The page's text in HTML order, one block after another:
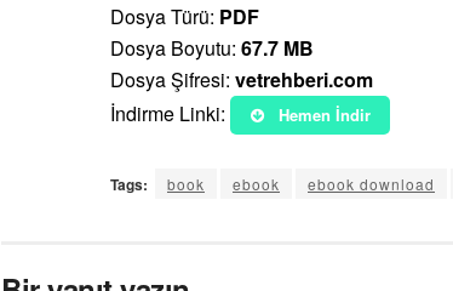
Dosya Türü: PDF
Dosya Boyutu: 67.7 MB
Dosya Şifresi: vetrehberi.com
İndirme Linki:
Hemen İndir
Tags: book ebook ebook download